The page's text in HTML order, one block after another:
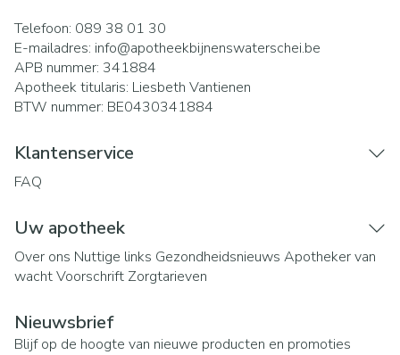
Telefoon: 089 38 01 30
E-mailadres: info@apotheekbijnenswaterschei.be
APB nummer: 341884
Apotheek titularis: Liesbeth Vantienen
BTW nummer: BE0430341884
Klantenservice
FAQ
Uw apotheek
Over ons Nuttige links Gezondheidsnieuws Apotheker van
wachtVoorschrift Zorgtarieven
Nieuwsbrief
Blijf op de hoogte van nieuwe producten en promoties